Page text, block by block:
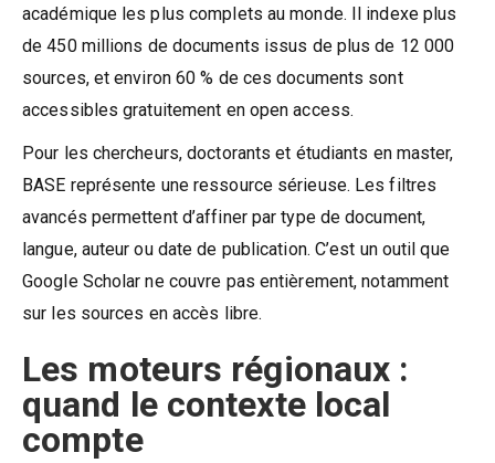
académique les plus complets au monde. Il indexe plus
de 450 millions de documents issus de plus de 12 000
sources, et environ 60 % de ces documents sont
accessibles gratuitement en open access.
Pour les chercheurs, doctorants et étudiants en master,
BASE représente une ressource sérieuse. Les filtres
avancés permettent d’affiner par type de document,
langue, auteur ou date de publication. C’est un outil que
Google Scholar ne couvre pas entièrement, notamment
sur les sources en accès libre.
Les moteurs régionaux :
quand le contexte local
compte